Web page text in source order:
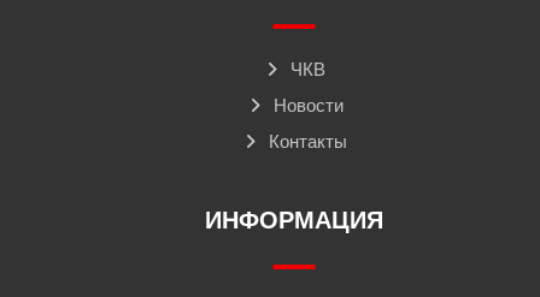
ЧКВ
Новости
Контакты
ИНФОРМАЦИЯ